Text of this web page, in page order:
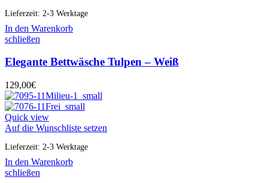
Lieferzeit: 2-3 Werktage
In den Warenkorb
schließen
Elegante Bettwäsche Tulpen – Weiß
129,00€
Quick view
Auf die Wunschliste setzen
Lieferzeit: 2-3 Werktage
In den Warenkorb
schließen